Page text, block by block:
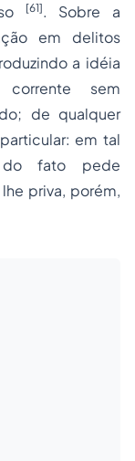
[61]. Sobre a
em delitos
a idéia
sem
de qualquer
em tal
fato pede
priva, porém,